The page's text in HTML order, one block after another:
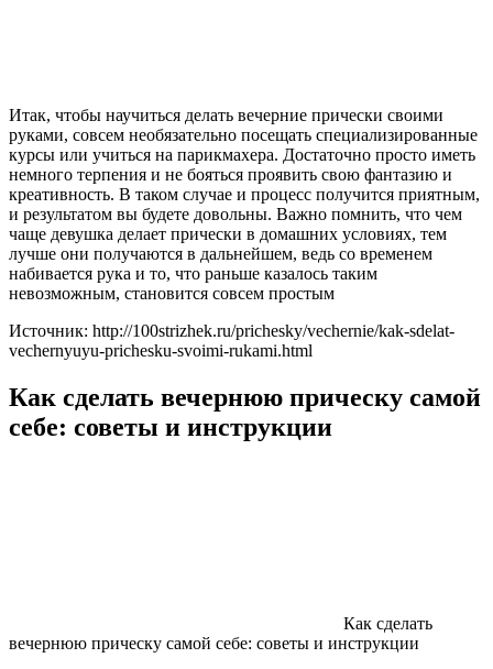
Итак, чтобы научиться делать вечерние прически своими
руками, совсем необязательно посещать специализированные
курсы или учиться на парикмахера. Достаточно просто иметь
немного терпения и не бояться проявить свою фантазию и
креативность. В таком случае и процесс получится приятным,
и результатом вы будете довольны. Важно помнить, что чем
чаще девушка делает прически в домашних условиях, тем
лучше они получаются в дальнейшем, ведь со временем
набивается рука и то, что раньше казалось таким
невозможным, становится совсем простым
Источник: http://100strizhek.ru/prichesky/vechernie/kak-sdelat-
vechernyuyu-prichesku-svoimi-rukami.html
Как сделать вечернюю прическу самой
себе: советы и инструкции
Как сделать
вечернюю прическу самой себе: советы и инструкции